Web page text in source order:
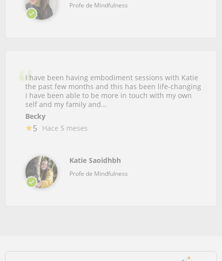
Profe de Mindfulness
I have been having embodiment sessions with Katie
the past few months and this has been life-changing
I have been able to be more in touch with my own
self and my family and...
Becky
5 Hace 5 meses
Katie Saoidhbh
Profe de Mindfulness